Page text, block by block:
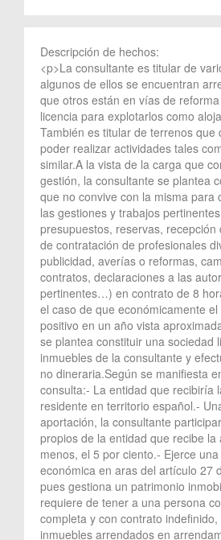
Descripción de hechos:
<p>La consultante es titular de
algunos de ellos se encuentran
que otros están en vías de
licencia para explotarlos como
También es titular de terrenos que
poder realizar actividades tales
similar.A la vista de la carga que
gestión, la consultante se plantea
que no convive con la misma para
las gestiones y trabajos
presupuestos, reservas, recepción
de contratación de profesionales
publicidad, averías o reformas,
contratos, declaraciones a las
pertinentes…) en contrato de 8
el caso de que económicamente
positivo en un año vista
se plantea constituir una sociedad
inmuebles de la consultante y
no dineraria.Según se manifiesta
consulta:- La entidad que recibiría
residente en territorio español.-
aportación, la consultante
propios de la entidad que recibe la
menos, el 5 por ciento.- Ejerce
económica en aras del artículo 27
pues gestiona un patrimonio
requiere de tener a una persona
completa y con contrato
inmuebles arrendados en